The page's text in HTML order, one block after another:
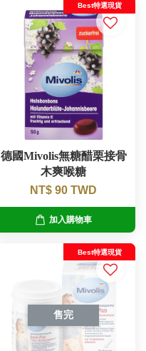
Best特選現貨
德國Mivolis無糖醋栗接骨
木爽喉糖
NT$ 90 TWD
加入購物車
售完
Best特選現貨